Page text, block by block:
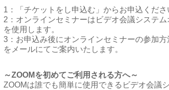
1：「チケットをし申込む」からお申込くださ
2：オンラインセミナーはビデオ会議システム
を使用します。
3：お申込み後にオンラインセミナーの参加方
をメールにてご案内いたします。
～ZOOMを初めてご利用される方へ～
ZOOMは誰でも簡単に使用できるビデオ会議